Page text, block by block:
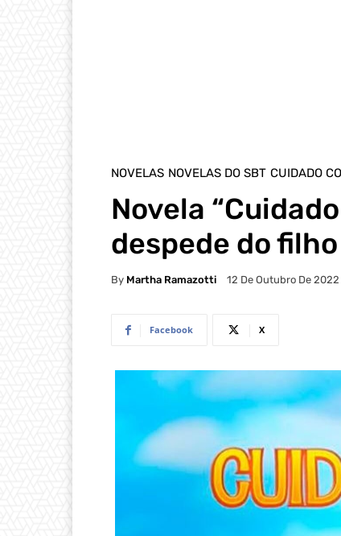
NOVELAS NOVELAS DO SBT CUIDADO
Novela
despede do filho
By Martha Ramazotti 12 De Outubro De 2022
Facebook X